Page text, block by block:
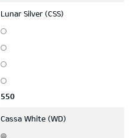
Lunar Silver (CSS)
550
Cassa White (WD)